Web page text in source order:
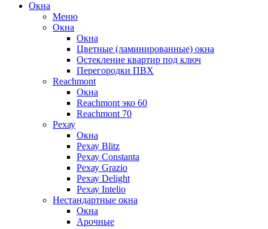
Окна
Меню
Окна
Окна
Цветные (ламинированные) окна
Остекление квартир под ключ
Перегородки ПВХ
Reachmont
Окна
Reachmont эко 60
Reachmont 70
Рехау
Окна
Рехау Blitz
Рехау Constanta
Рехау Grazio
Рехау Delight
Рехау Intelio
Нестандартные окна
Окна
Арочные